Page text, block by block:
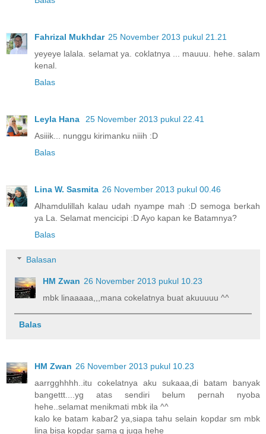
Fahrizal Mukhdar 25 November 2013 pukul 21.21
yeyeye lalala. selamat ya. coklatnya ... mauuu. hehe. salam
kenal.
Balas
Leyla Hana
25 November 2013 pukul 22.41
Asiiik... nunggu kirimanku niiih :D
Balas
Lina W. Sasmita 26 November 2013 pukul 00.46
Alhamdulillah kalau udah nyampe mah :D semoga berkah
ya La. Selamat mencicipi :D Ayo kapan ke Batamnya?
Balas
Balasan
HM Zwan 26 November 2013 pukul 10.23
mbk linaaaaa,,,mana cokelatnya buat akuuuuu ^^
Balas
HM Zwan 26 November 2013 pukul 10.23
aarrgghhhh..itu cokelatnya aku sukaaa,di batam banyak
bangettt....yg atas sendiri belum pernah nyoba
hehe..selamat menikmati mbk ila ^^
kalo ke batam kabar2 ya,siapa tahu selain kopdar sm mbk
lina bisa kopdar sama q juga hehe